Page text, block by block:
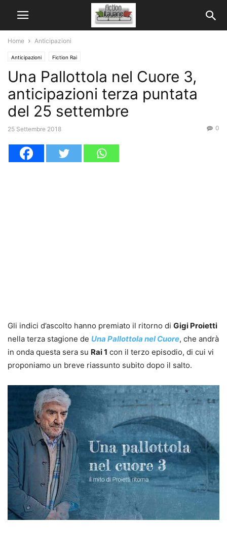
Home Anticipazioni
Anticipazioni Fiction Rai
Una Pallottola nel Cuore 3,
anticipazioni terza puntata
del 25 settembre
25 Settembre 2018 0
Gli indici d’ascolto hanno premiato il ritorno di Gigi Proietti
nella terza stagione de Una Pallottola nel Cuore, che andrà
in onda questa sera su Rai 1 con il terzo episodio, di cui vi
proponiamo un breve riassunto subito dopo il salto.